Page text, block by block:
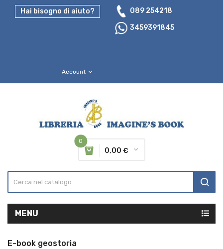
Hai bisogno di aiuto?
089 254218
3459391845
Account expand_more
0
0,00 €
MENU
E-book geostoria